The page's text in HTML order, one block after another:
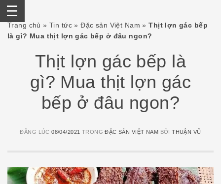
SkipTrang chủ »Tin tức »Đặc sản Việt Nam »Thịt lợn gác bếp
là gì? Mua thịt lợn gác bếp ở đâu ngon?
Thịt lợn gác bếp là
gì? Mua thịt lợn gác
bếp ở đâu ngon?
ĐĂNG LÚC08/04/2021 TRONGĐẶC SẢN VIỆT NAM BỞITHUẬN VŨ